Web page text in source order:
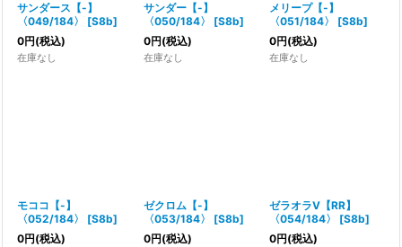
サンダース【-】
〈049/184〉
[S8b]
0円(税込)
在庫なし
サンダー【-】
〈050/184〉
[S8b]
0円(税込)
在庫なし
メリープ【-】
〈051/184〉
[S8b]
0円(税込)
在庫なし
モココ【-】
〈052/184〉
[S8b]
0円(税込)
ゼクロム【-】
〈053/184〉
[S8b]
0円(税込)
ゼラオラV【RR】
〈054/184〉
[S8b]
0円(税込)